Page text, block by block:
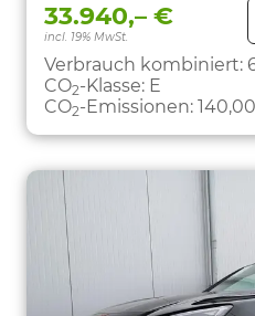
33.940,– €
incl. 19% MwSt.
Verbrauch kombiniert:
CO2-Klasse: E
CO2-Emissionen: